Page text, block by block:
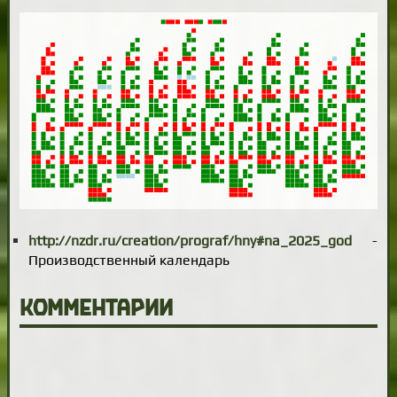
http://nzdr.ru/creation/prograf/hny#na_2025_god -
Производственный календарь
Комментарии